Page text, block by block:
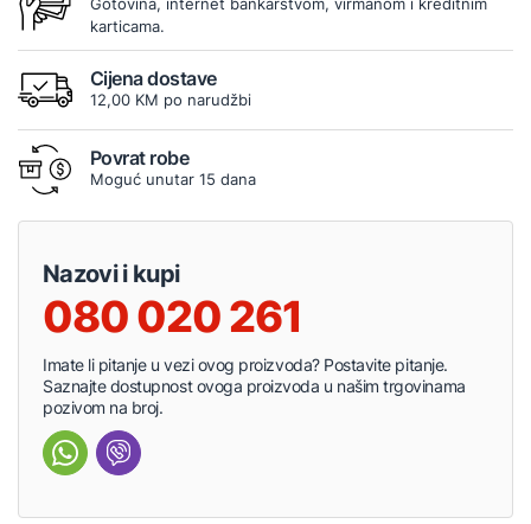
karticama.
Cijena dostave
12,00 KM po narudžbi
Povrat robe
Moguć unutar 15 dana
Nazovi i kupi
080 020 261
Imate li pitanje u vezi ovog proizvoda? Postavite pitanje.
Saznajte dostupnost ovoga proizvoda u našim trgovinama
pozivom na broj.